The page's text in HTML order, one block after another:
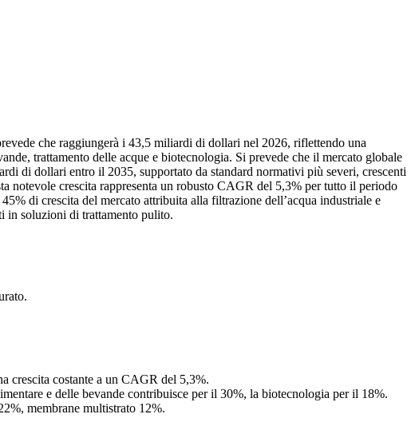
che raggiungerà i 43,5 miliardi di dollari nel 2026, riflettendo una
trattamento delle acque e biotecnologia. Si prevede che il mercato globale
di dollari entro il 2035, supportato da standard normativi più severi, crescenti
notevole crescita rappresenta un robusto CAGR del 5,3% per tutto il periodo
di crescita del mercato attribuita alla filtrazione dell’acqua industriale e
in soluzioni di trattamento pulito.
crescita costante a un CAGR del 5,3%.
e delle bevande contribuisce per il 30%, la biotecnologia per il 18%.
membrane multistrato 12%.